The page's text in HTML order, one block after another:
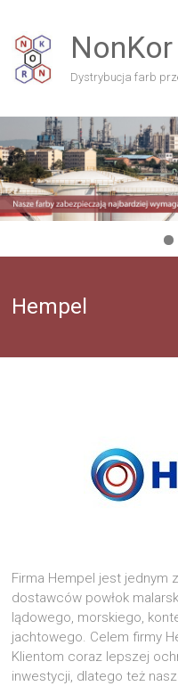
Dystrybucja farb
Hempel
Firma Hempel jest jednym
dostawców powłok
lądowego, morskiego,
jachtowego. Celem firmy
Klientom coraz lepszej
inwestycji, dlatego też